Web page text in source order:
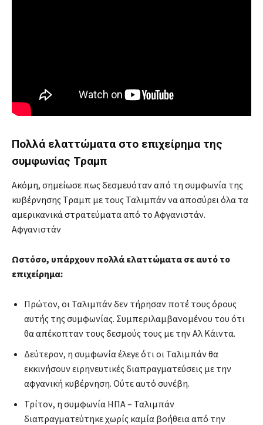
Πολλά ελαττώματα στο επιχείρημα της
συμφωνίας Τραμπ
Ακόμη, σημείωσε πως δεσμευόταν από τη συμφωνία της
κυβέρνησης Τραμπ με τους Ταλιμπάν να αποσύρει όλα τα
αμερικανικά στρατεύματα από το Αφγανιστάν.
Αφγανιστάν
Ωστόσο, υπάρχουν πολλά ελαττώματα σε αυτό το
επιχείρημα:
Πρώτον, οι Ταλιμπάν δεν τήρησαν ποτέ τους όρους
αυτής της συμφωνίας. Συμπεριλαμβανομένου του ότι
θα απέκοπταν τους δεσμούς τους με την Αλ Κάιντα.
Δεύτερον, η συμφωνία έλεγε ότι οι Ταλιμπάν θα
εκκινήσουν ειρηνευτικές διαπραγματεύσεις με την
αφγανική κυβέρνηση. Ούτε αυτό συνέβη.
Τρίτον, η συμφωνία ΗΠΑ – Ταλιμπάν
διαπραγματεύτηκε χωρίς καμία βοήθεια από την